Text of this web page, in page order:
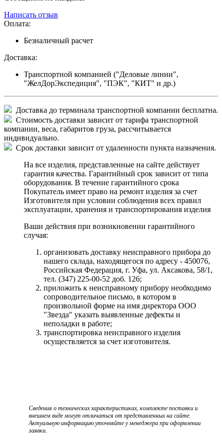
Написать отзыв
Оплата:
Безналичный расчет
Доставка:
Транспортной компанией ("Деловые линии",
"ЖелДорЭкспедиция", "ПЭК", "КИТ" и др.)
Доставка до терминала транспортной компании бесплатна.
Стоимость доставки зависит от тарифа транспортной
компании, веса, габаритов груза, рассчитывается
индивидуально.
Срок доставки зависит от удаленности пункта назначения.
На все изделия, представленные на сайте действует
гарантия качества. Гарантийный срок зависит от типа
оборудования. В течение гарантийного срока
Покупатель имеет право на ремонт изделия за счет
Изготовителя при условии соблюдения всех правил
эксплуатации, хранения и транспортирования изделия
Ваши действия при возникновении гарантийного
случая:
организовать доставку неисправного прибора до
нашего склада, находящегося по адресу - 450076,
Российская Федерация, г. Уфа, ул. Аксакова, 58/1,
тел. (347) 225-00-52 доб. 126;
приложить к неисправному прибору необходимо
сопроводительное письмо, в котором в
произвольной форме на имя директора ООО
"Звезда" указать выявленные дефекты и
неполадки в работе;
транспортировка неисправного изделия
осуществляется за счет изготовителя.
Сведения о технических характеристиках, комплекте поставки и
внешнем виде могут отличаться от представленных на сайте.
Актуальную информацию уточняйте у менеджера при оформлении
заявки.